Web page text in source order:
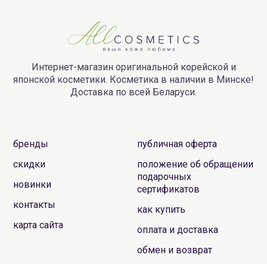
Интернет-магазин оригинальной корейской и
японской косметики. Косметика в наличии в Минске!
Доставка по всей Беларуси.
бренды
скидки
новинки
контакты
карта сайта
публичная оферта
положение об обращении
подарочных
сертификатов
как купить
оплата и доставка
обмен и возврат